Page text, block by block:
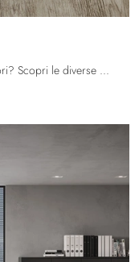
Cerchi Arredo Ufficio dei migliori produttori? Scopri le diverse proposte di scrivanie operative in melaminico, come il modello D1 Operativa di ...